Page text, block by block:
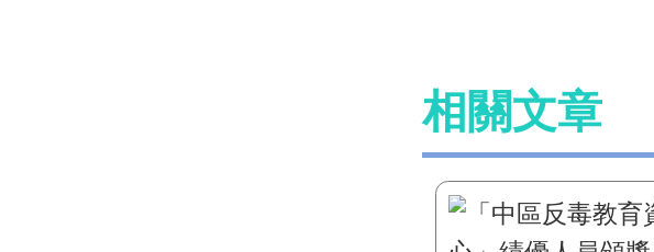
相關文章